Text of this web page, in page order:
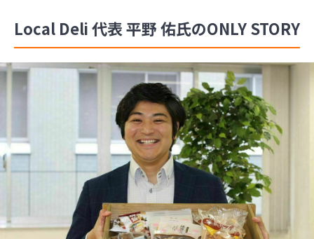
Local Deli 代表 平野 佑氏のONLY STORY